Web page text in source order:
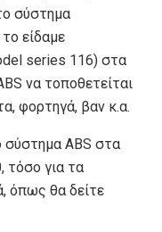
σύστημα
είδαμε
series 116) στα
να τοποθετείται
φορτηγά, βαν κ.α.
σύστημα ABS στα
τόσο για τα
όπως θα δείτε